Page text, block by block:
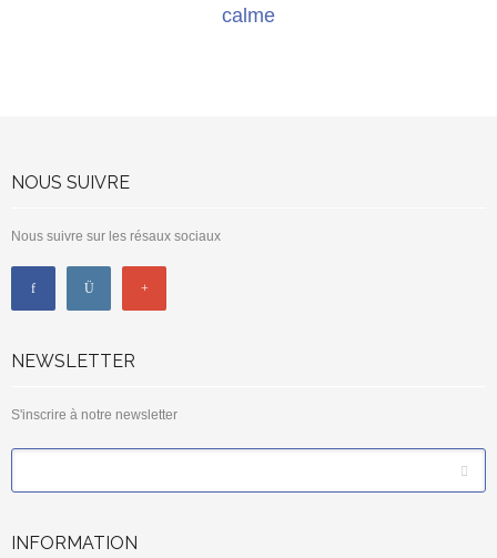
calme
NOUS SUIVRE
Nous suivre sur les résaux sociaux
NEWSLETTER
S'inscrire à notre newsletter
INFORMATION